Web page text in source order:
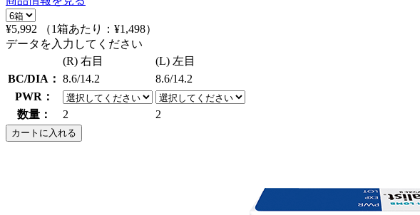
¥5,992 （1箱あたり： ¥1,498）
データを入力してください
(R) 右目
(L) 左目
BC/DIA： 8.6/14.2
8.6/14.2
PWR：
数量：
2 2
カートに入れる